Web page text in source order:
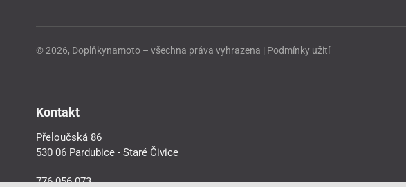
© 2026, Doplňkynamoto – všechna práva vyhrazena | Podmínky užití
Kontakt
Přeloučská 86
530 06 Pardubice - Staré Čivice
776 056 073